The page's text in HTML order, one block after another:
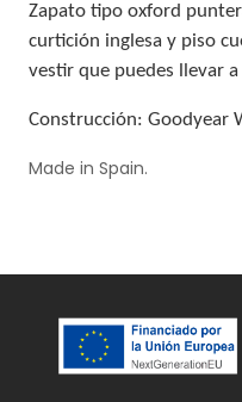
Zapato tipo oxford
curtición inglesa y piso
vestir que puedes llevar
Construcción: Goodyear
Made in Spain.